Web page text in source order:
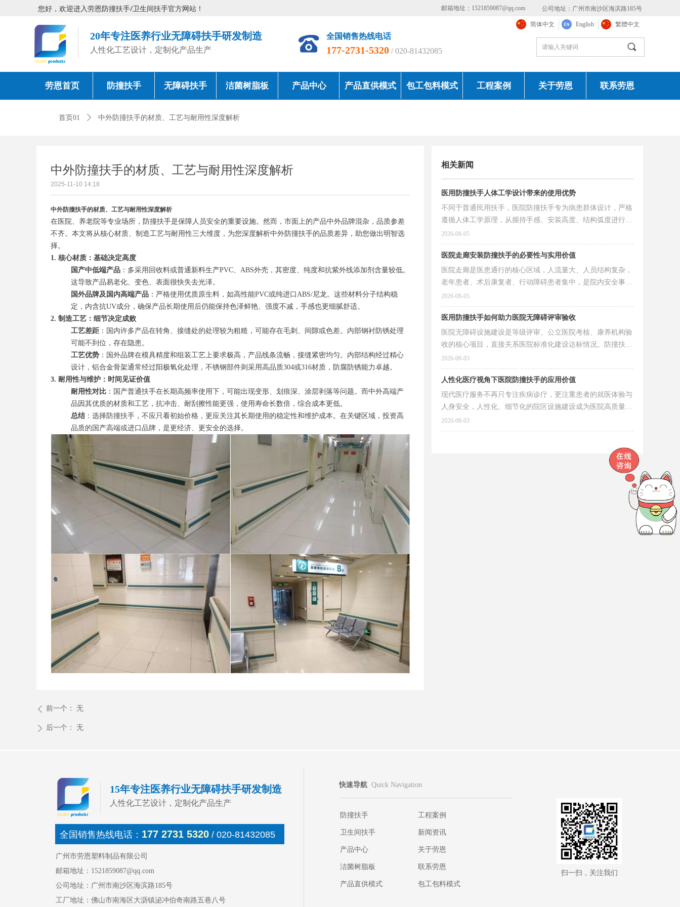
끠
您好，欢迎进入劳恩防撞扶手/卫生间扶手官方网站！ 邮箱地址：1521859087@qq.com 公司地址：广州市南沙区海滨路185号
20年专注医养行业无障碍扶手研发制造
人性化工艺设计，定制化产品生产
劳恩首页 防撞扶手 无障碍扶手 洁菌树脂板 产品中心 产品直供模式 包工包料模式 工程案例 关于劳恩 联系劳恩
全国销售热线电话
177-2731-5320 / 020-81432085
简体中文 English 繁體中文
首页01 ꄲ 中外防撞扶手的材质、工艺与耐用性深度解析
中外防撞扶手的材质、工艺与耐用性深度解析
中外防撞扶手的材质、工艺与耐用性深度解析
在医院、养老院等专业场所，防撞扶手是保障人员安全的重要设施。然而，市面上的产品中外品牌混杂，品质参差
不齐。本文将从核心材质、制造工艺与耐用性三大维度，为您深度解析中外防撞扶手的品质差异，助您做出明智选
择。
1. 核心材质：基础决定高度
国产中低端产品 ：多采用回收料或普通新料生产PVC、ABS外壳，其密度、纯度和抗紫外线添加剂含量较低。
这导致产品易老化、变色、表面很快失去光泽。
国外品牌及国内高端产品 ：严格使用优质原生料，如高性能PVC或纯进口ABS/尼龙。这些材料分子结构稳
定，内含抗UV成分，确保产品长期使用后仍能保持色泽鲜艳、强度不减，手感也更细腻舒适。
2. 制造工艺：细节决定成败
工艺差距 ：国内许多产品在转角、接缝处的处理较为粗糙，可能存在毛刺、间隙或色差。内部钢衬防锈处理
可能不到位，存在隐患。
工艺优势 ：国外品牌在模具精度和组装工艺上要求极高，产品线条流畅，接缝紧密均匀。内部结构经过精心
设计，铝合金骨架通常经过阳极氧化处理，不锈钢部件则采用高品质304或316材质，防腐防锈能力卓越。
3. 耐用性与维护：时间见证价值
耐用性对比 ：国产普通扶手在长期高频率使用下，可能出现变形、划痕深、涂层剥落等问题。而中外高端产
品因其优质的材质和工艺，抗冲击、耐刮擦性能更强，使用寿命长数倍，综合成本更低。
总结 ：选择防撞扶手，不应只看初始价格，更应关注其长期使用的稳定性和维护成本。在关键区域，投资高
品质的国产高端或进口品牌，是更经济、更安全的选择。
2025-11-10 14:18
ꄴ 前一个： 无
ꄲ 后一个： 无
相关新闻
医用防撞扶手人体工学设计带来的使用优势
不同于普通民用扶手，医院防撞扶手专为病患群体设计，严格
遵循人体工学原理，从握持手感、安装高度、结构弧度进行全
方位优化，更加贴合老人、术后患者、肢体不便人群的使用习
惯，大幅提升通行舒适度与安全性。
2026-08-05
医院走廊安装防撞扶手的必要性与实用价值
医院走廊是医患通行的核心区域，人流量大、人员结构复杂，
老年患者、术后康复者、行动障碍患者集中，是院内安全事故
的高发区域。为全面提升病区安全等级，规范安装医用防撞扶
手，成为现代医院基础建设的硬性要求，也是无障碍环境建设
的重要组成部分。
2026-08-05
医用防撞扶手如何助力医院无障碍评审验收
医院无障碍设施建设是等级评审、公立医院考核、康养机构验
收的核心项目，直接关系医院标准化建设达标情况。防撞扶手
作为无障碍体系的核心组成部分，其材质、安装、性能、布局
都有明确的国家规范标准，是验收核查的重点内容，不可或
缺。
2026-08-03
人性化医疗视角下医院防撞扶手的应用价值
现代医疗服务不再只专注疾病诊疗，更注重患者的就医体验与
人身安全，人性化、细节化的院区设施建设成为医院高质量发
展的重要标志。医院防撞扶手作为基础无障碍设施，看似不起
眼，却是体现医疗人文关怀的核心细节，广泛铺设在医院走
2026-08-03
全国销售热线电话： 177 2731 5320 / 020-81432085
广州市劳恩塑料制品有限公司
邮箱地址：1521859087@qq.com
公司地址：广州市南沙区海滨路185号
工厂地址：佛山市南海区大沥镇泌冲伯奇南路五巷八号
15年专注医养行业无障碍扶手研发制造
人性化工艺设计，定制化产品生产
快速导航 Quick Navigation
防撞扶手
卫生间扶手
产品中心
洁菌树脂板
产品直供模式
工程案例
新闻资讯
关于劳恩
联系劳恩
包工包料模式
扫一扫，关注我们